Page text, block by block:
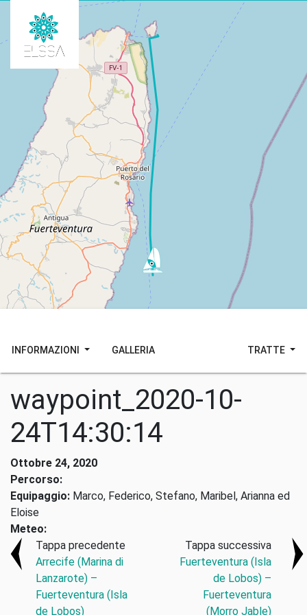
INFORMAZIONI GALLERIA TRATTE
waypoint_2020-10-
24T14:30:14
Ottobre 24, 2020
Percorso:
Equipaggio: Marco, Federico, Stefano, Maribel, Arianna ed
Eloise
Meteo:
Tappa precedente
Arrecife (Marina di
Lanzarote) –
Fuerteventura (Isla
de Lobos)
Tappa successiva
Fuerteventura (Isla
de Lobos) –
Fuerteventura
(Morro Jable)